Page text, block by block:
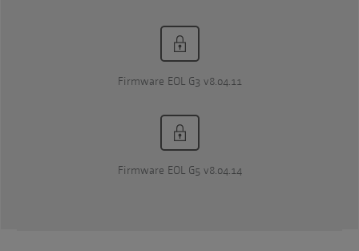
Firmware EOL G3 v8.04.11
Firmware EOL G5 v8.04.14